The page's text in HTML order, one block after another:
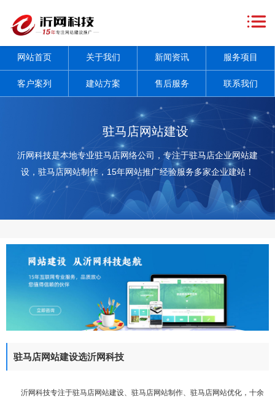
首
页
于
我
新
闻
服
网站首页 关于我们 新闻资讯 服务项目
客户案列 建站方案 售后服务 联系我们
驻马店网站建设
沂网科技是本地专业驻马店网络公司，专注于驻马店企业网站建
设，驻马店网站制作，15年网站推广经验服务多家企业建站！
驻马店网站建设选沂网科技
沂网科技专注于驻马店网站建设、驻马店网站制作、驻马店网站优化，十余